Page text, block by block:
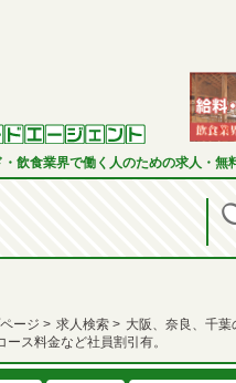
・飲食業界で働く人のための求人・無
ージ 求人検索
大阪、奈良、千
ース料金など社員割引有。